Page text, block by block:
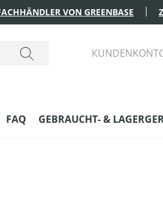
VON GREENBASE
FAQ GEBRAUCHT- &